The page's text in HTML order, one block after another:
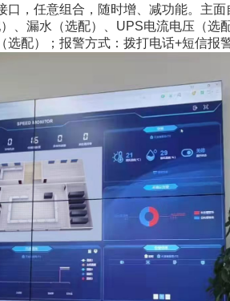
，任意组合，随时增、减功能。主
、漏水（选配）、UPS电流电压（选
配）；报警方式：拨打电话+短信报警